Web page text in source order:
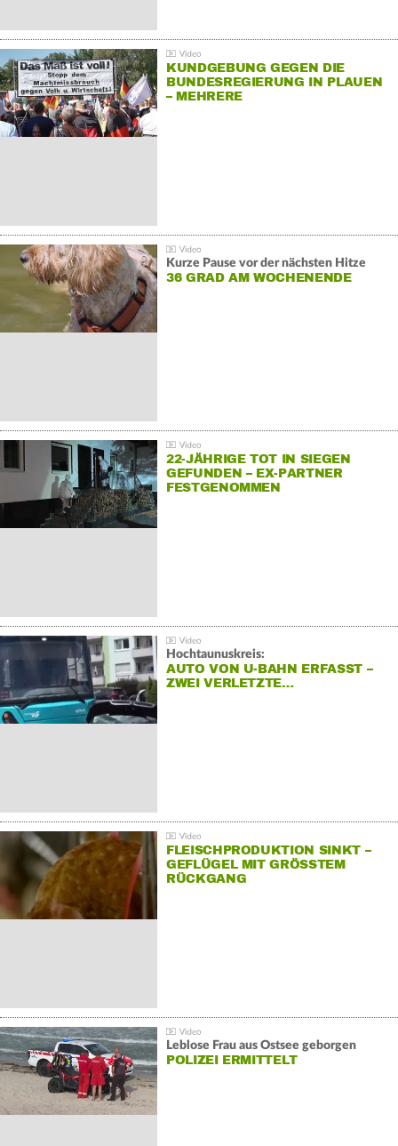
KUNDGEBUNG GEGEN DIE
BUNDESREGIERUNG IN PLAUEN
– MEHRERE
Kurze Pause vor der nächsten Hitze
36 GRAD AM WOCHENENDE
22-JÄHRIGE TOT IN SIEGEN
GEFUNDEN – EX-PARTNER
FESTGENOMMEN
Hochtaunuskreis:
AUTO VON U-BAHN ERFASST –
ZWEI VERLETZTE…
FLEISCHPRODUKTION SINKT –
GEFLÜGEL MIT GRÖSSTEM R
ÜCKGANG
Leblose Frau aus Ostsee geborgen
POLIZEI ERMITTELT